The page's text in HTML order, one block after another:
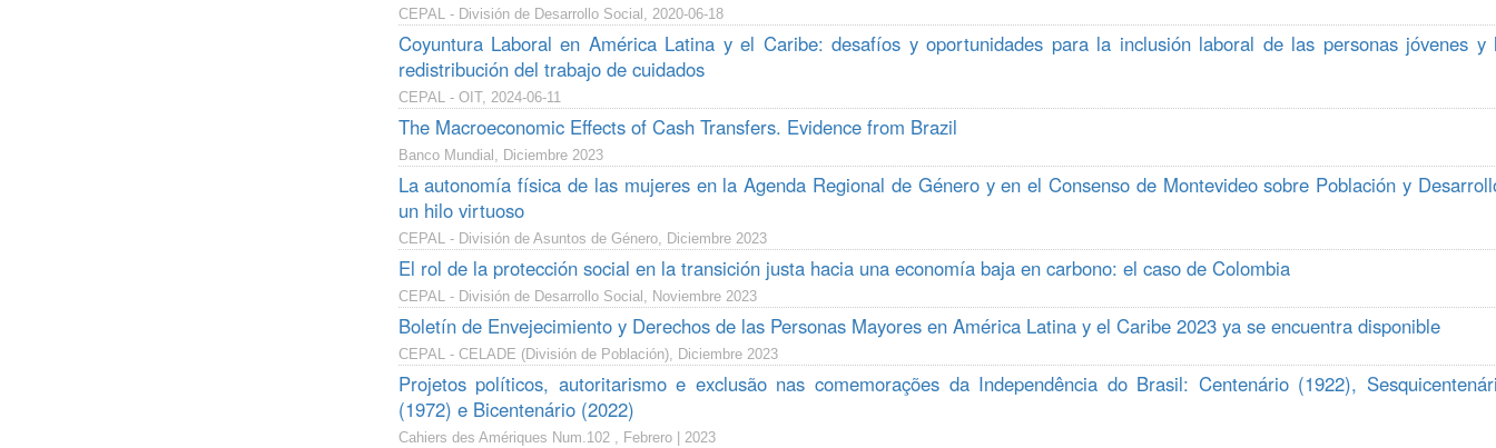
CEPAL - División de Desarrollo Social, 2020-06-18
Coyuntura Laboral en América Latina y el Caribe: desafíos y oportunidades para la inclusión laboral de las personas jóvenes y
redistribución del trabajo de cuidados
CEPAL - OIT, 2024-06-11
The Macroeconomic Effects of Cash Transfers. Evidence from Brazil
Banco Mundial, Diciembre 2023
La autonomía física de las mujeres en la Agenda Regional de Género y en el Consenso de Montevideo sobre Población y
un hilo virtuoso
CEPAL - División de Asuntos de Género, Diciembre 2023
El rol de la protección social en la transición justa hacia una economía baja en carbono: el caso de Colombia
CEPAL - División de Desarrollo Social, Noviembre 2023
Boletín de Envejecimiento y Derechos de las Personas Mayores en América Latina y el Caribe 2023 ya se encuentra disponible
CEPAL - CELADE (División de Población), Diciembre 2023
Projetos políticos, autoritarismo e exclusão nas comemorações da Independência do Brasil: Centenário (1922),
(1972) e Bicentenário (2022)
Cahiers des Amériques Num.102 , Febrero | 2023